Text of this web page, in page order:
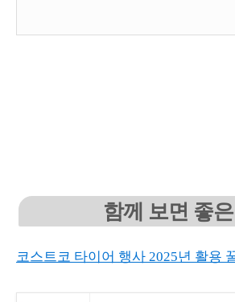
함께 보면 좋
코스트코 타이어 행사 2025년 활용